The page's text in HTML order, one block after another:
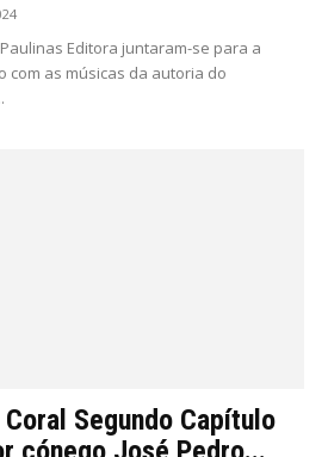
Editora juntaram-se para a
com as músicas da autoria do
Coral Segundo Capítulo